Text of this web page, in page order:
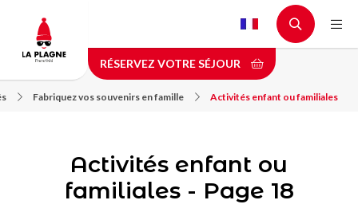
contenu
principal
RÉSERVEZ VOTRE SÉJOUR
Fabriquez vos souvenirs en famille Activités enfant ou familiales
Activités enfant ou
familiales - Page 18